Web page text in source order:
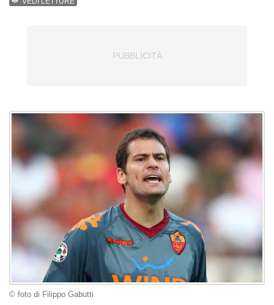
© foto di Filippo Gabutti